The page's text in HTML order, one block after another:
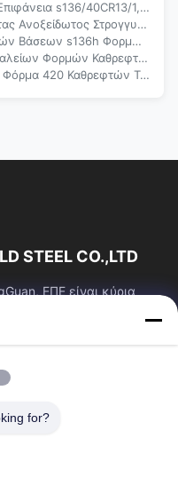
1,2083 Φορμών Χάλυβα Πιάτων Στίλβωσης
Στρογγυλός Φραγμός
s136h Φορμών ΚΑΠ
Καθρεφτών s136 Πλαστικός
Τροποποιημένο Ανοξείδωτο
STEEL CO.,LTD
ΕΠΕ είναι κύρια
πλαστικός χάλυβας
Εμείς
for?